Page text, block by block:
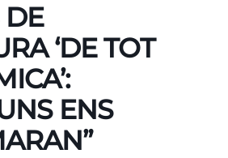
‘DE TOT
ENS